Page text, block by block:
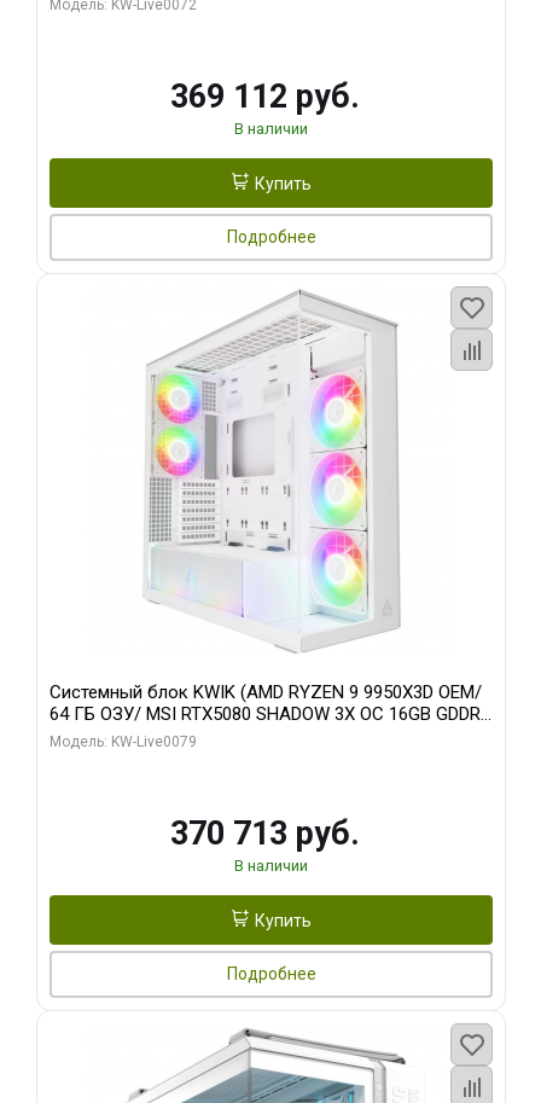
Модель: KW-Live0072
369 112 руб.
В наличии
Купить
Подробнее
Системный блок KWIK (AMD RYZEN 9 9950X3D OEM/
64 ГБ ОЗУ/ MSI RTX5080 SHADOW 3X OC 16GB GDDR7
256bit 3xDP HDMI/ 960 ГБ SSD)
Модель: KW-Live0079
370 713 руб.
В наличии
Купить
Подробнее